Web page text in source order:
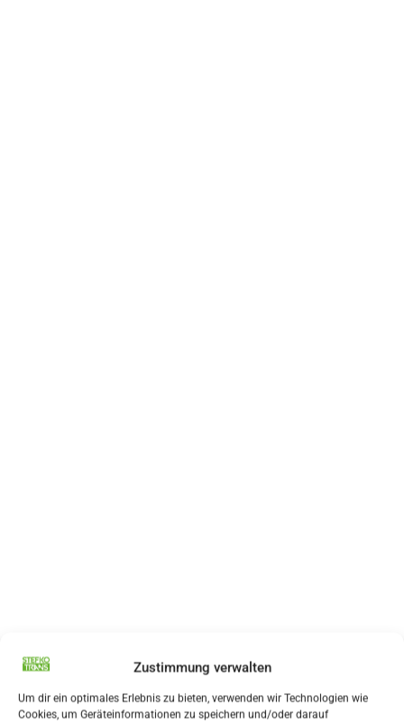
Zustimmung verwalten
Um dir ein optimales Erlebnis zu bieten, verwenden wir Technologien wie
Cookies, um Geräteinformationen zu speichern und/oder darauf